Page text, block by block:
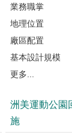
業務職掌
地理位置
廠區配置
基本設計規模
更多...
洲美運動公園
施